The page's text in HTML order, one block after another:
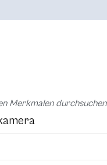
Merkmalen durchsuchen